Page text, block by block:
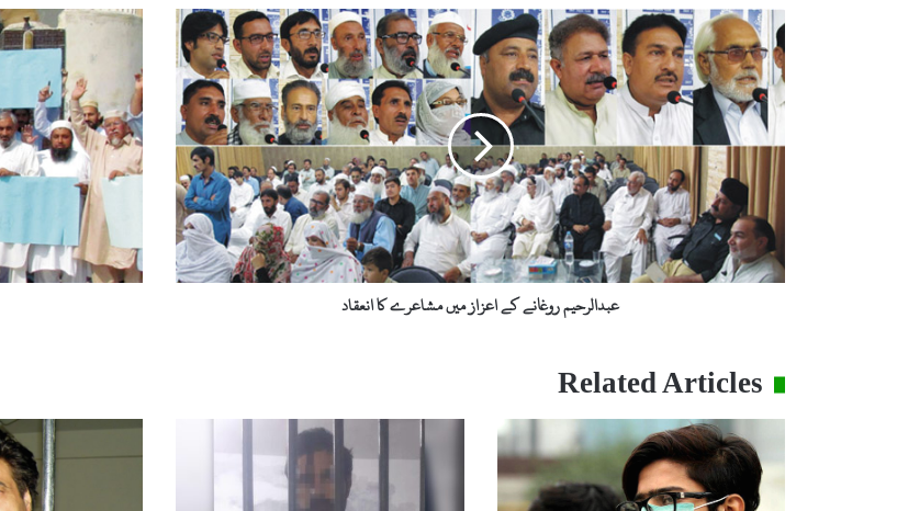
ع
ب
د
ا
ل
ر
ح
ی
م
ر
و
غ
ے
ا
ز
ا
عبدالرحیم روغانے کے اعزاز میں مشاعرے کا انعقاد
ڈ
پ
ن
گ
گ
ر
ا
ڈ
ک
ل
ی
ک
Related Articles